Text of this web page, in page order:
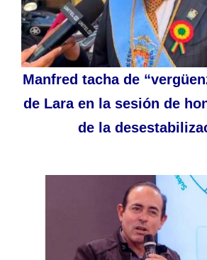
Manfred tacha de
de Lara en la sesión de
de la